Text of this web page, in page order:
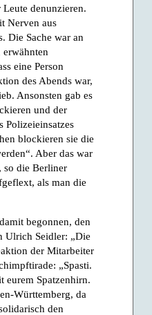
denunzieren.
Nerven aus
Die Sache war an
eine Person
des Abends war,
Ansonsten gab es
und der
Polizeieinsatzes
blockieren sie die
Aber das war
so die Berliner
als man die
begonnen, den
Ulrich Seidler: „Die
der Mitarbeiter
„Spasti.
eurem Spatzenhirn.
Württemberg, da
den